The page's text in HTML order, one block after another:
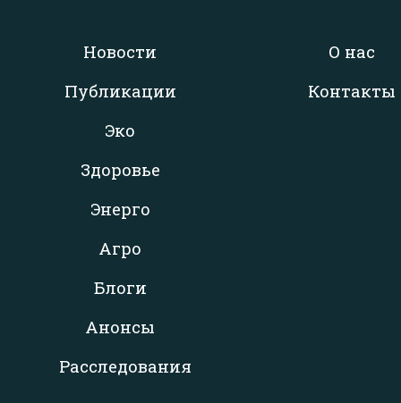
Новости
Публикации
Эко
Здоровье
Энерго
Агро
Блоги
Анонсы
Расследования
О нас
Контакты